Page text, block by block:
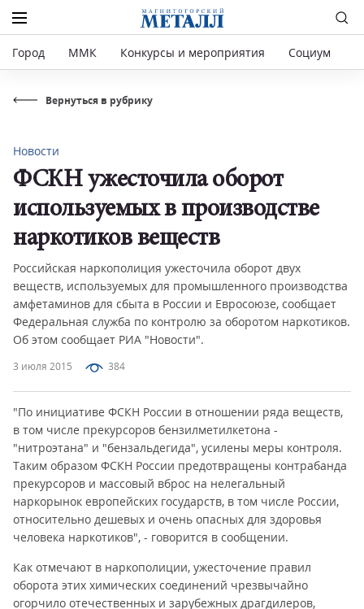
Город ММК Конкурсы и мероприятия Социум
Вернуться в рубрику
3 июля 2015 384
Новости
ФСКН ужесточила оборот
используемых в производстве
наркотиков веществ
Российская наркополиция ужесточила оборот двух
веществ, используемых для промышленного производства
амфетаминов для сбыта в России и Евросоюзе, сообщает
Федеральная служба по контролю за оборотом наркотиков.
Об этом сообщает РИА "Новости".
"По инициативе ФСКН России в отношении ряда веществ,
в том числе прекурсоров бензилметилкетона -
"нитроэтана" и "бензальдегида", усилены меры контроля.
Таким образом ФСКН России предотвращены контрабанда
прекурсоров и массовый вброс на нелегальный
наркорынок европейских государств, в том числе России,
относительно дешевых и очень опасных для здоровья
человека наркотиков", - говорится в сообщении.
Как отмечают в наркополиции, ужесточение правил
оборота этих химических соединений чрезвычайно
огорчило отечественных и зарубежных драгдилеров,